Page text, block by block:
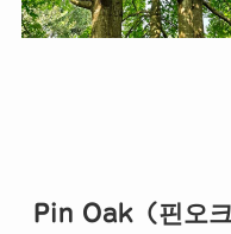
Pin Oak（핀오